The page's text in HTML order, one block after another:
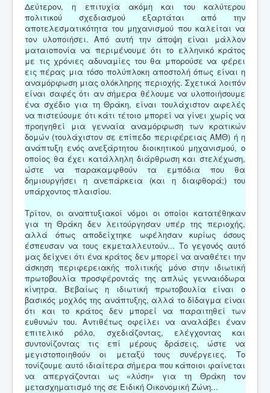
Δεύτερον, η επιτυχία ακόμη και του καλύτερου
πολιτικού σχεδιασμού εξαρτάται από την
αποτελεσματικότητα του μηχανισμού που καλείται να
τον υλοποιήσει. Από αυτή την άποψη είναι μάλλον
ματαιοπονία να περιμένουμε ότι το ελληνικό κράτος
με τις χρόνιες αδυναμίες του θα μπορούσε να φέρει
εις πέρας μια τόσο πολύπλοκη αποστολή όπως είναι η
αναμόρφωση μιας ολόκληρης περιοχής. Σχετικά λοιπόν
είναι σαφές ότι αν σήμερα θέλουμε να υλοποιήσουμε
ένα σχέδιο για τη Θράκη, είναι τουλάχιστον αφελές
να πιστεύουμε ότι κάτι τέτοιο μπορεί να γίνει χωρίς να
προηγηθεί μια γενναία αναμόρφωση των κρατικών
δομών (τουλάχιστον σε επίπεδο περιφέρειας ΑΜΘ) ή η
ανάπτυξη ενός ανεξάρτητου διοικητικού μηχανισμού, ο
οποίος θα έχει κατάλληλη διάρθρωση και στελέχωση,
ώστε να παρακαμφθούν τα εμπόδια που θα
δημιουργήσει η ανεπάρκεια (και η διαφθορά;) του
υπάρχοντος πλαισίου.
Τρίτον, οι αναπτυξιακοί νόμοι οι οποίοι κατατέθηκαν
για τη Θράκη δεν λειτούργησαν υπέρ της περιοχής,
αλλά όπως αποδείχτηκε ωφέλησαν κυρίως όσους
έσπευσαν να τους εκμεταλλευτούν... Το γεγονός αυτό
μας δείχνει ότι ένα κράτος δεν μπορεί να αναθέτει την
άσκηση περιφερειακής πολιτικής μόνο στην ιδιωτική
πρωτοβουλία προσφέροντάς της απλώς γενναιόδωρα
κίνητρα. Βεβαίως η ιδιωτική πρωτοβουλία είναι ο
βασικός μοχλός της ανάπτυξης, αλλά το δίδαγμα είναι
ότι και το κράτος δεν μπορεί να παραιτηθεί των
ευθυνών του. Αντιθέτως οφείλει να αναλάβει έναν
επιτελικό ρόλο, σχεδιάζοντας, ελέγχοντας και
συντονίζοντας τις επί μέρους δράσεις, ώστε να
μεγιστοποιηθούν οι μεταξύ τους συνέργειες. Το
τονίζουμε αυτό ιδιαίτερα σήμερα που κάποιοι φαίνεται
να απεργάζονται ως «λύση» για τη Θράκη τον
μετασχηματισμό της σε Ειδική Οικονομική Ζώνη...